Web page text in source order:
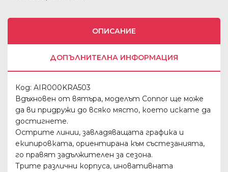
ОПИСАНИЕ
ДОПЪЛНИТЕЛНА ИНФОРМАЦИЯ
Код: AIR000KRA503
Вдъхновен от вятъра, моделът Connor ще може
да ви придружи до всяко място, което искате да
достигнете.
Острите линии, завладяващата графика и
екипировката, ориентирана към състезанията,
го правят задължителен за сезона.
Трите различни корпуса, иновативната